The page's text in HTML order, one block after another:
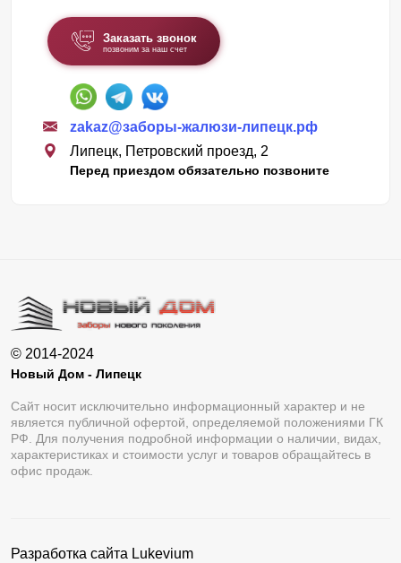
Заказать звонок
позвоним за наш счет
zakaz@заборы-жалюзи-липецк.рф
Липецк, Петровский проезд, 2
Перед приездом обязательно позвоните
© 2014-2024
Новый Дом - Липецк
Сайт носит исключительно информационный характер и не
является публичной офертой, определяемой положениями ГК
РФ. Для получения подробной информации о наличии, видах,
характеристиках и стоимости услуг и товаров обращайтесь в
офис продаж.
Разработка сайта Lukevium